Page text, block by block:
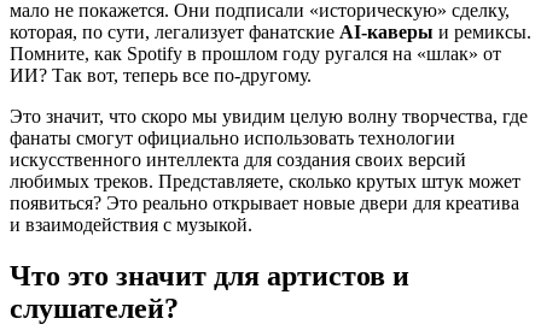
мало не покажется. Они подписали «историческую» сделку,
которая, по сути, легализует фанатские AI-каверы и ремиксы.
Помните, как Spotify в прошлом году ругался на «шлак» от
ИИ? Так вот, теперь все по-другому.
Это значит, что скоро мы увидим целую волну творчества, где
фанаты смогут официально использовать технологии
искусственного интеллекта для создания своих версий
любимых треков. Представляете, сколько крутых штук может
появиться? Это реально открывает новые двери для креатива
и взаимодействия с музыкой.
Что это значит для артистов и
слушателей?